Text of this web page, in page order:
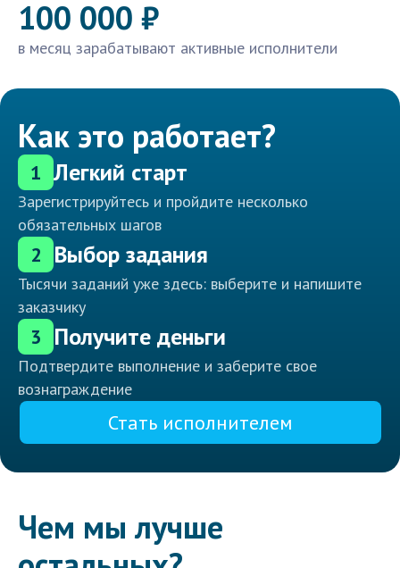
100 000 ₽
в месяц зарабатывают активные исполнители
Как это работает?
1 Легкий старт
Зарегистрируйтесь и пройдите несколько
обязательных шагов
2 Выбор задания
Тысячи заданий уже здесь: выберите и напишите
заказчику
3 Получите деньги
Подтвердите выполнение и заберите свое
вознаграждение
Стать исполнителем
Чем мы лучше